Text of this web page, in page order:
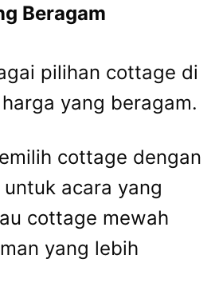
Beragam
pilihan cottage di
yang beragam.
cottage dengan
acara yang
cottage mewah
yang lebih